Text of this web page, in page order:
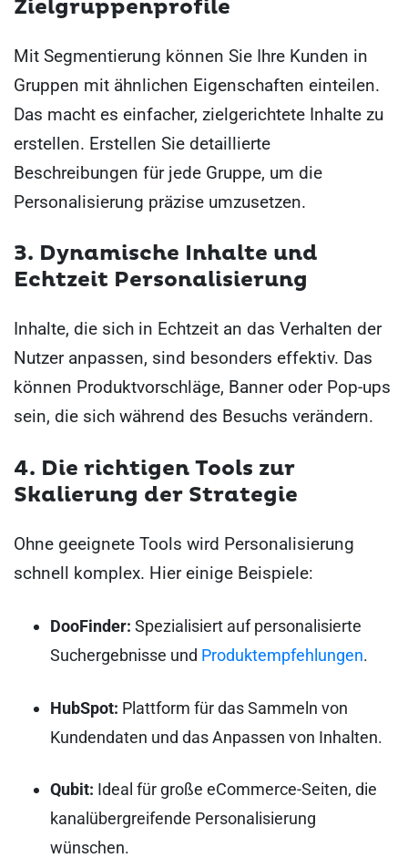
Zielgruppenprofile
Mit Segmentierung können Sie Ihre Kunden in
Gruppen mit ähnlichen Eigenschaften einteilen.
Das macht es einfacher, zielgerichtete Inhalte zu
erstellen. Erstellen Sie detaillierte
Beschreibungen für jede Gruppe, um die
Personalisierung präzise umzusetzen.
3. Dynamische Inhalte und
Echtzeit Personalisierung
Inhalte, die sich in Echtzeit an das Verhalten der
Nutzer anpassen, sind besonders effektiv. Das
können Produktvorschläge, Banner oder Pop-ups
sein, die sich während des Besuchs verändern.
4. Die richtigen Tools zur
Skalierung der Strategie
Ohne geeignete Tools wird Personalisierung
schnell komplex. Hier einige Beispiele:
DooFinder: Spezialisiert auf personalisierte
Suchergebnisse und Produktempfehlungen.
HubSpot: Plattform für das Sammeln von
Kundendaten und das Anpassen von Inhalten.
Qubit: Ideal für große eCommerce-Seiten, die
kanalübergreifende Personalisierung
wünschen.